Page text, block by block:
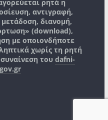
ρητά η
αντιγραφή,
διανομή,
(download),
με οποιονδήποτε
χωρίς τη ρητή
του dafni-